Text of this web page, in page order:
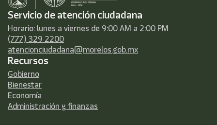
Servicio de atención ciudadana
Horario: lunes a viernes de 9:00 AM a 2:00 PM
(777) 329 2200
atencionciudadana@morelos.gob.mx
Recursos
Gobierno
Bienestar
Economía
Administración y finanzas